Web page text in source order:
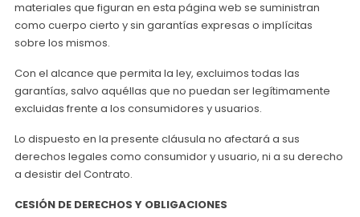
materiales que figuran en esta página web se suministran
como cuerpo cierto y sin garantías expresas o implícitas
sobre los mismos.
Con el alcance que permita la ley, excluimos todas las
garantías, salvo aquéllas que no puedan ser legítimamente
excluidas frente a los consumidores y usuarios.
Lo dispuesto en la presente cláusula no afectará a sus
derechos legales como consumidor y usuario, ni a su derecho
a desistir del Contrato.
CESIÓN DE DERECHOS Y OBLIGACIONES